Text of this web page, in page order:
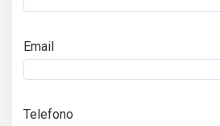
Email
Telefono